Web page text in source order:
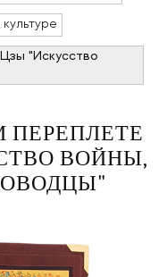
"Искусство
ВОЙНЫ,